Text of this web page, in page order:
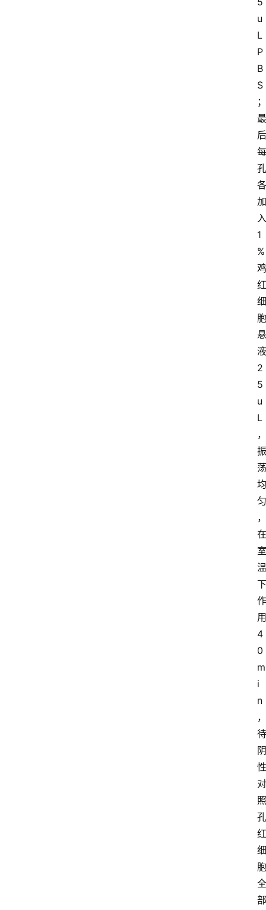
u
L
P
B
S
；
最
后
每
孔
各
加
入
1
%
鸡
红
细
胞
悬
液
2
5
u
L
，
振
荡
均
匀
，
在
室
温
下
作
用
4
0
m
i
n
，
待
阴
性
对
照
孔
红
细
胞
全
部